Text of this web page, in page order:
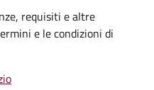
requisiti e altre
e le condizioni di